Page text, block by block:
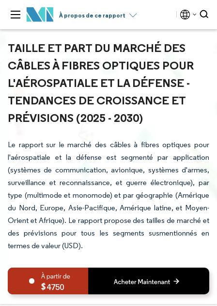
À propos de ce rapport
TAILLE ET PART DU MARCHÉ DES
CÂBLES À FIBRES OPTIQUES POUR
L'AÉROSPATIALE ET LA DÉFENSE -
TENDANCES DE CROISSANCE ET
PRÉVISIONS (2025 - 2030)
Le rapport sur le marché des câbles à fibres optiques pour
l'aérospatiale et la défense est segmenté par application
(systèmes de communication, avionique, systèmes d'armes,
surveillance et reconnaissance, et guerre électronique), par
type (multimode et monomode) et par géographie (Amérique
du Nord, Europe, Asie-Pacifique, Amérique latine, et Moyen-
Orient et Afrique). Le rapport propose des tailles de marché et
des prévisions pour tous les segments susmentionnés en
termes de valeur (USD).
4750